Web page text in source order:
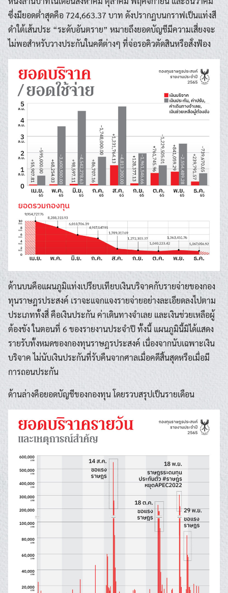
Search
for: Search
ซึ่งมียอดต่ำสุดคือ 724,663.37 บาท ดังปรากฏบนกราฟเป็นแท่งสี
ดำใต้เส้นประ “ระดับอันตราย” หมายถึงยอดบัญชีมีความเสี่ยงจะ
ไม่พอสำหรับวางประกันในคดีต่างๆ ที่จ่อรอคิวตัดสินหรือสั่งฟ้อง
ด้านบนคือแผนภูมิแท่งเปรียบเทียบเงินบริจาคกับรายจ่ายของกอง
ทุนราษฎรประสงค์ เราจะแจกแจงรายจ่ายอย่างละเอียดลงไปตาม
ประเภททั้งสี่ คือเงินประกัน ค่าเดินทางจำเลย และเงินช่วยเหลือผู้
ต้องขัง ในตอนที่ 6 ของรายงานประจำปี ทั้งนี้ แผนภูมินี้มิได้แสดง
รายรับทั้งหมดของกองทุนราษฎรประสงค์ เนื่องจากนับเฉพาะเงิน
บริจาค ไม่นับเงินประกันที่รับคืนจากศาลเมื่อคดีสิ้นสุดหรือเมื่อมี
การถอนประกัน
ด้านล่างคือยอดบัญชีของกองทุน โดยรวบสรุปเป็นรายเดือน